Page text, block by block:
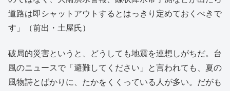
道路は即シャットアウトするとはっきり定めておくべきで
す」（前出・土屋氏）
破局的災害というと、どうしても地震を連想しがちだ。台
風のニュースで「避難してください」と言われても、夏の
風物詩とばかりに、たかをくくっている人が多い。だがも